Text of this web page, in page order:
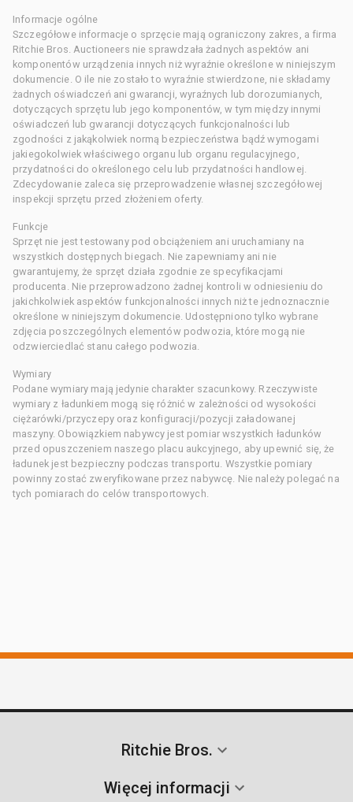
Informacje ogólne
Szczegółowe informacje o sprzęcie mają ograniczony zakres, a firma
Ritchie Bros. Auctioneers nie sprawdzała żadnych aspektów ani
komponentów urządzenia innych niż wyraźnie określone w niniejszym
dokumencie. O ile nie zostało to wyraźnie stwierdzone, nie składamy
żadnych oświadczeń ani gwarancji, wyraźnych lub dorozumianych,
dotyczących sprzętu lub jego komponentów, w tym między innymi
oświadczeń lub gwarancji dotyczących funkcjonalności lub
zgodności z jakąkolwiek normą bezpieczeństwa bądź wymogami
jakiegokolwiek właściwego organu lub organu regulacyjnego,
przydatności do określonego celu lub przydatności handlowej.
Zdecydowanie zaleca się przeprowadzenie własnej szczegółowej
inspekcji sprzętu przed złożeniem oferty.
Funkcje
Sprzęt nie jest testowany pod obciążeniem ani uruchamiany na
wszystkich dostępnych biegach. Nie zapewniamy ani nie
gwarantujemy, że sprzęt działa zgodnie ze specyfikacjami
producenta. Nie przeprowadzono żadnej kontroli w odniesieniu do
jakichkolwiek aspektów funkcjonalności innych niż te jednoznacznie
określone w niniejszym dokumencie. Udostępniono tylko wybrane
zdjęcia poszczególnych elementów podwozia, które mogą nie
odzwierciedlać stanu całego podwozia.
Wymiary
Podane wymiary mają jedynie charakter szacunkowy. Rzeczywiste
wymiary z ładunkiem mogą się różnić w zależności od wysokości
ciężarówki/przyczepy oraz konfiguracji/pozycji załadowanej
maszyny. Obowiązkiem nabywcy jest pomiar wszystkich ładunków
przed opuszczeniem naszego placu aukcyjnego, aby upewnić się, że
ładunek jest bezpieczny podczas transportu. Wszystkie pomiary
powinny zostać zweryfikowane przez nabywcę. Nie należy polegać na
tych pomiarach do celów transportowych.
Ritchie Bros.
Więcej informacji